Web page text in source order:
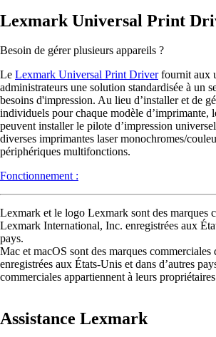
Lexmark Universal Print
Besoin de gérer plusieurs appareils ?
Le Lexmark Universal Print Driverfournit aux
administrateurs une solution standardisée à un
besoins d'impression. Au lieu d’installer et de
individuels pour chaque modèle d’imprimante,
peuvent installer le pilote d’impression
diverses imprimantes laser monochromes/
périphériques multifonctions.
Fonctionnement :
Lexmark et le logo Lexmark sont des marques
Lexmark International, Inc. enregistrées aux
pays.
Mac et macOS sont des marques commerciales
enregistrées aux États-Unis et dans d’autres
commerciales appartiennent à leurs
Assistance Lexmark